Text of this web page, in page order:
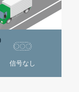
信号なし